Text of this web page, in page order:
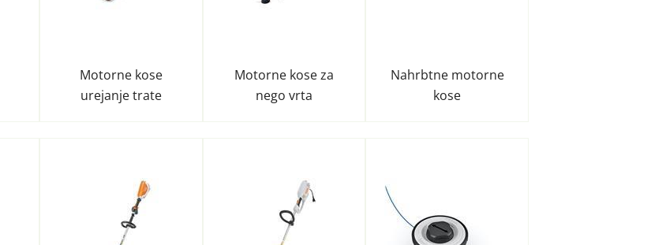
Motorne kose
urejanje trate
Motorne kose za
nego vrta
Nahrbtne motorne
kose